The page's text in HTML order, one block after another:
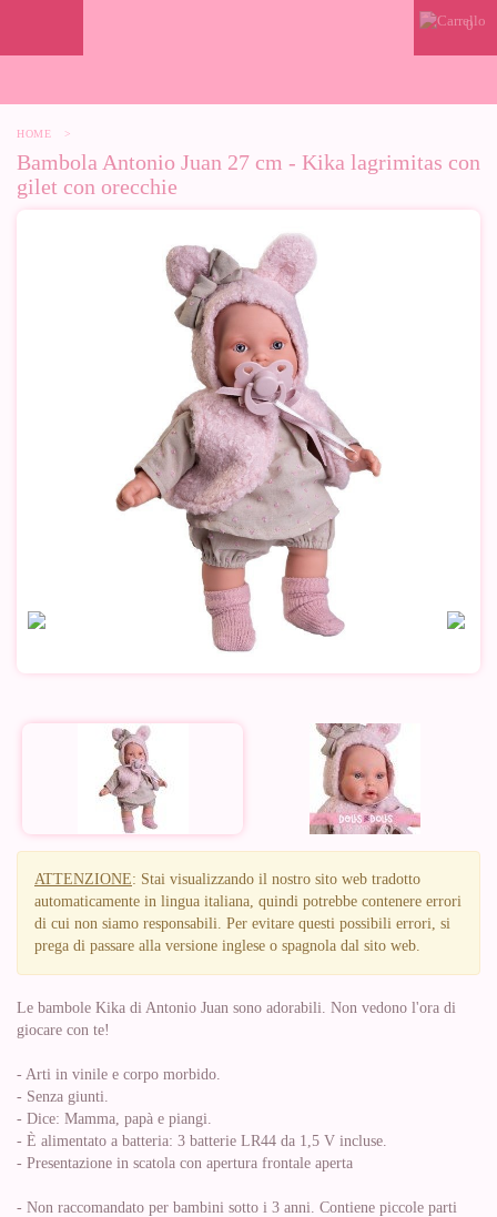
0
HOME >
Bambola Antonio Juan 27 cm - Kika lagrimitas con
gilet con orecchie
ATTENZIONE: Stai visualizzando il nostro sito web tradotto
automaticamente in lingua italiana, quindi potrebbe contenere errori
di cui non siamo responsabili. Per evitare questi possibili errori, si
prega di passare alla versione inglese o spagnola dal sito web.
Le bambole Kika di Antonio Juan sono adorabili. Non vedono l'ora di
giocare con te!
- Arti in vinile e corpo morbido.
- Senza giunti.
- Dice: Mamma, papà e piangi.
- È alimentato a batteria: 3 batterie LR44 da 1,5 V incluse.
- Presentazione in scatola con apertura frontale aperta
- Non raccomandato per bambini sotto i 3 anni. Contiene piccole parti